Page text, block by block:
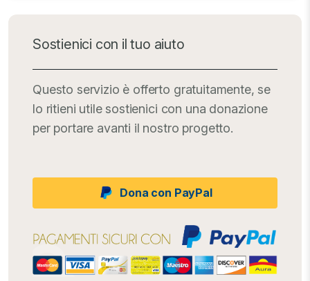
Sostienici con il tuo aiuto
Questo servizio è offerto gratuitamente, se
lo ritieni utile sostienici con una donazione
per portare avanti il nostro progetto.
Dona con PayPal